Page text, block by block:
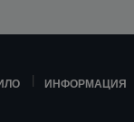
ИНФОРМАЦИЯ